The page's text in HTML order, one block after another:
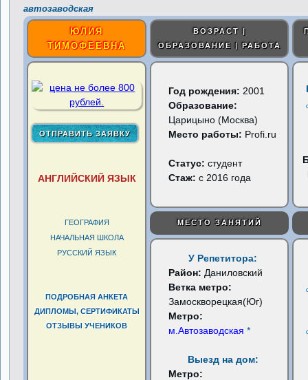
автозаводская
ЮЛИЯ
ТИМОФЕЕВНА
ВОЗРАСТ |
ОБРАЗОВАНИЕ | РАБОТА
АНГЛИЙСКИЙ ЯЗЫК
ГЕОГРАФИЯ
НАЧАЛЬНАЯ ШКОЛА
РУССКИЙ ЯЗЫК
ПОДРОБНАЯ АНКЕТА
ДИПЛОМЫ, СЕРТИФИКАТЫ
ОТЗЫВЫ УЧЕНИКОВ
Год рождения: 2001
Образование:
Царицыно (Москва)
Место работы: Profi.ru
Статус:студент
Стаж: с 2016 года
МЕСТО ЗАНЯТИЙ
У Репетитора:
Район: Даниловский
Ветка метро:
Замоскворецкая(Юг)
Метро:
м.Автозаводская *
Выезд на дом:
Метро: